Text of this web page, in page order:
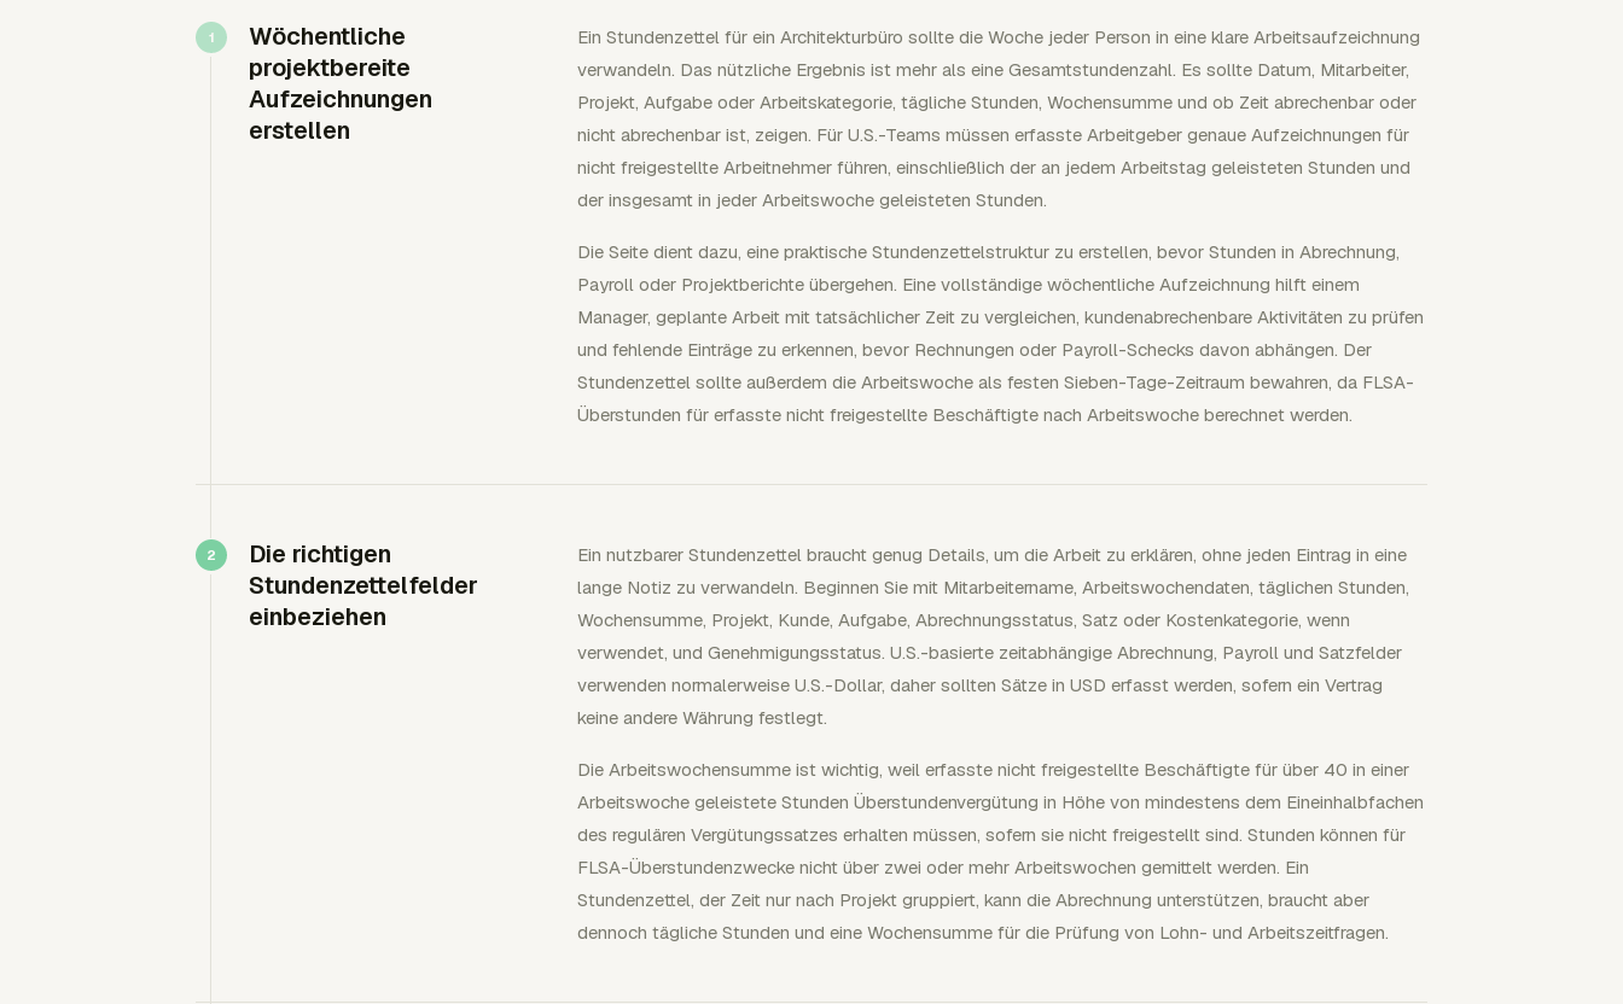
Wöchentliche
projektbereite
Aufzeichnungen
erstellen
Ein Stundenzettel für ein Architekturbüro sollte die Woche jeder Person in eine klare Arbeitsaufzeichnung
verwandeln. Das nützliche Ergebnis ist mehr als eine Gesamtstundenzahl. Es sollte Datum, Mitarbeiter,
Projekt, Aufgabe oder Arbeitskategorie, tägliche Stunden, Wochensumme und ob Zeit abrechenbar oder
nicht abrechenbar ist, zeigen. Für U.S.-Teams müssen erfasste Arbeitgeber genaue Aufzeichnungen für
nicht freigestellte Arbeitnehmer führen, einschließlich der an jedem Arbeitstag geleisteten Stunden und
der insgesamt in jeder Arbeitswoche geleisteten Stunden.
Die Seite dient dazu, eine praktische Stundenzettelstruktur zu erstellen, bevor Stunden in Abrechnung,
Payroll oder Projektberichte übergehen. Eine vollständige wöchentliche Aufzeichnung hilft einem
Manager, geplante Arbeit mit tatsächlicher Zeit zu vergleichen, kundenabrechenbare Aktivitäten zu prüfen
und fehlende Einträge zu erkennen, bevor Rechnungen oder Payroll-Schecks davon abhängen. Der
Stundenzettel sollte außerdem die Arbeitswoche als festen Sieben-Tage-Zeitraum bewahren, da FLSA-
Überstunden für erfasste nicht freigestellte Beschäftigte nach Arbeitswoche berechnet werden.
Die richtigen
Stundenzettelfelder
einbeziehen
Ein nutzbarer Stundenzettel braucht genug Details, um die Arbeit zu erklären, ohne jeden Eintrag in eine
lange Notiz zu verwandeln. Beginnen Sie mit Mitarbeitername, Arbeitswochendaten, täglichen Stunden,
Wochensumme, Projekt, Kunde, Aufgabe, Abrechnungsstatus, Satz oder Kostenkategorie, wenn
verwendet, und Genehmigungsstatus. U.S.-basierte zeitabhängige Abrechnung, Payroll und Satzfelder
verwenden normalerweise U.S.-Dollar, daher sollten Sätze in USD erfasst werden, sofern ein Vertrag
keine andere Währung festlegt.
Die Arbeitswochensumme ist wichtig, weil erfasste nicht freigestellte Beschäftigte für über 40 in einer
Arbeitswoche geleistete Stunden Überstundenvergütung in Höhe von mindestens dem Eineinhalbfachen
des regulären Vergütungssatzes erhalten müssen, sofern sie nicht freigestellt sind. Stunden können für
FLSA-Überstundenzwecke nicht über zwei oder mehr Arbeitswochen gemittelt werden. Ein
Stundenzettel, der Zeit nur nach Projekt gruppiert, kann die Abrechnung unterstützen, braucht aber
dennoch tägliche Stunden und eine Wochensumme für die Prüfung von Lohn- und Arbeitszeitfragen.